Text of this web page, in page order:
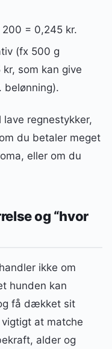
= 0,245 kr.
(fx 500 g
som kan give
belønning).
regnestykker,
du betaler meget
eller om du
og “hvor
ikke om
hunden kan
få dækket sit
at matche
alder og